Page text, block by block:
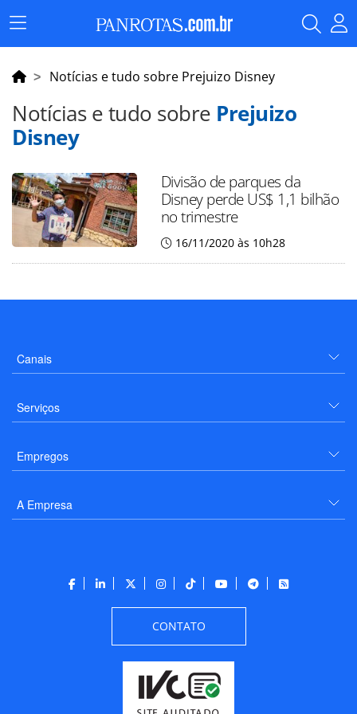
Menu
Principal
Notícias e tudo sobre Prejuizo Disney
Notícias e tudo sobre Prejuizo
Disney
Divisão de parques da
Disney perde US$ 1,1 bilhão
no trimestre
16/11/2020 às 10h28
Canais
Serviços
Empregos
A Empresa
CONTATO